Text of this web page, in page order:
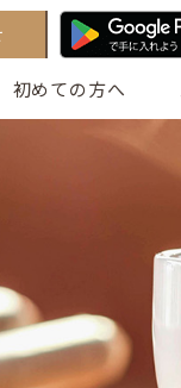
初めての方へ